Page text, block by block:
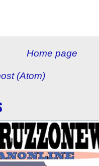
Home page
(Atom)